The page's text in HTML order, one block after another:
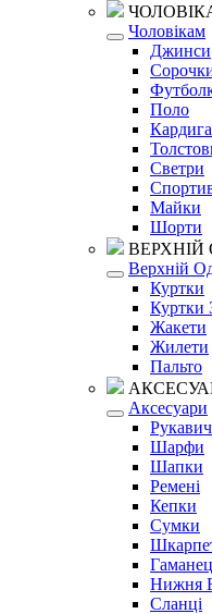
Чоловікам
Джинси
Поло
Светри
Майки
Шорти
ВЕРХНІЙ
Верхній
Куртки
Куртки
Жакети
Жилети
Пальто
Аксесуари
Шарфи
Шапки
Ремені
Кепки
Сумки
Нижня
Сланці